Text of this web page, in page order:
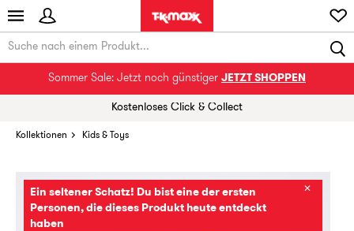
Sommer Sale: Jetzt noch günstiger JETZT SHOPPEN
Kostenloses Click & Collect
Kollektionen Kids & Toys
Ein seltener Schatz! Du bist eine der ersten
Personen, die dieses Produkt heute entdeckt
haben
✕